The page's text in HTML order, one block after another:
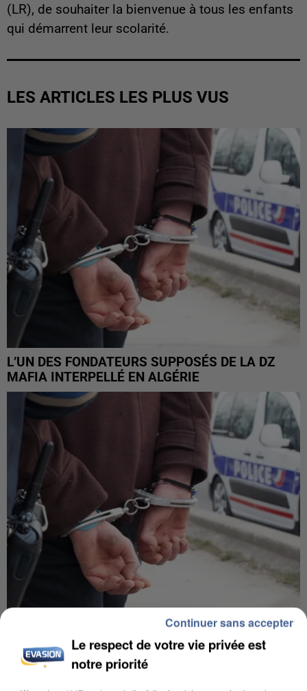
(LR), de souhaiter la bienvenue à tous les enfants
qui démarrent leur scolarité.
LES ARTICLES LES PLUS VUS
L’UN DES FONDATEURS SUPPOSÉS DE LA DZ
MAFIA INTERPELLÉ EN ALGÉRIE
UN SECOND CADRE DE LA DZ MAFIA
INTERPELLÉ EN ALGÉRIE
Le respect de votre vie privée est
notre priorité
Continuer sans accepter